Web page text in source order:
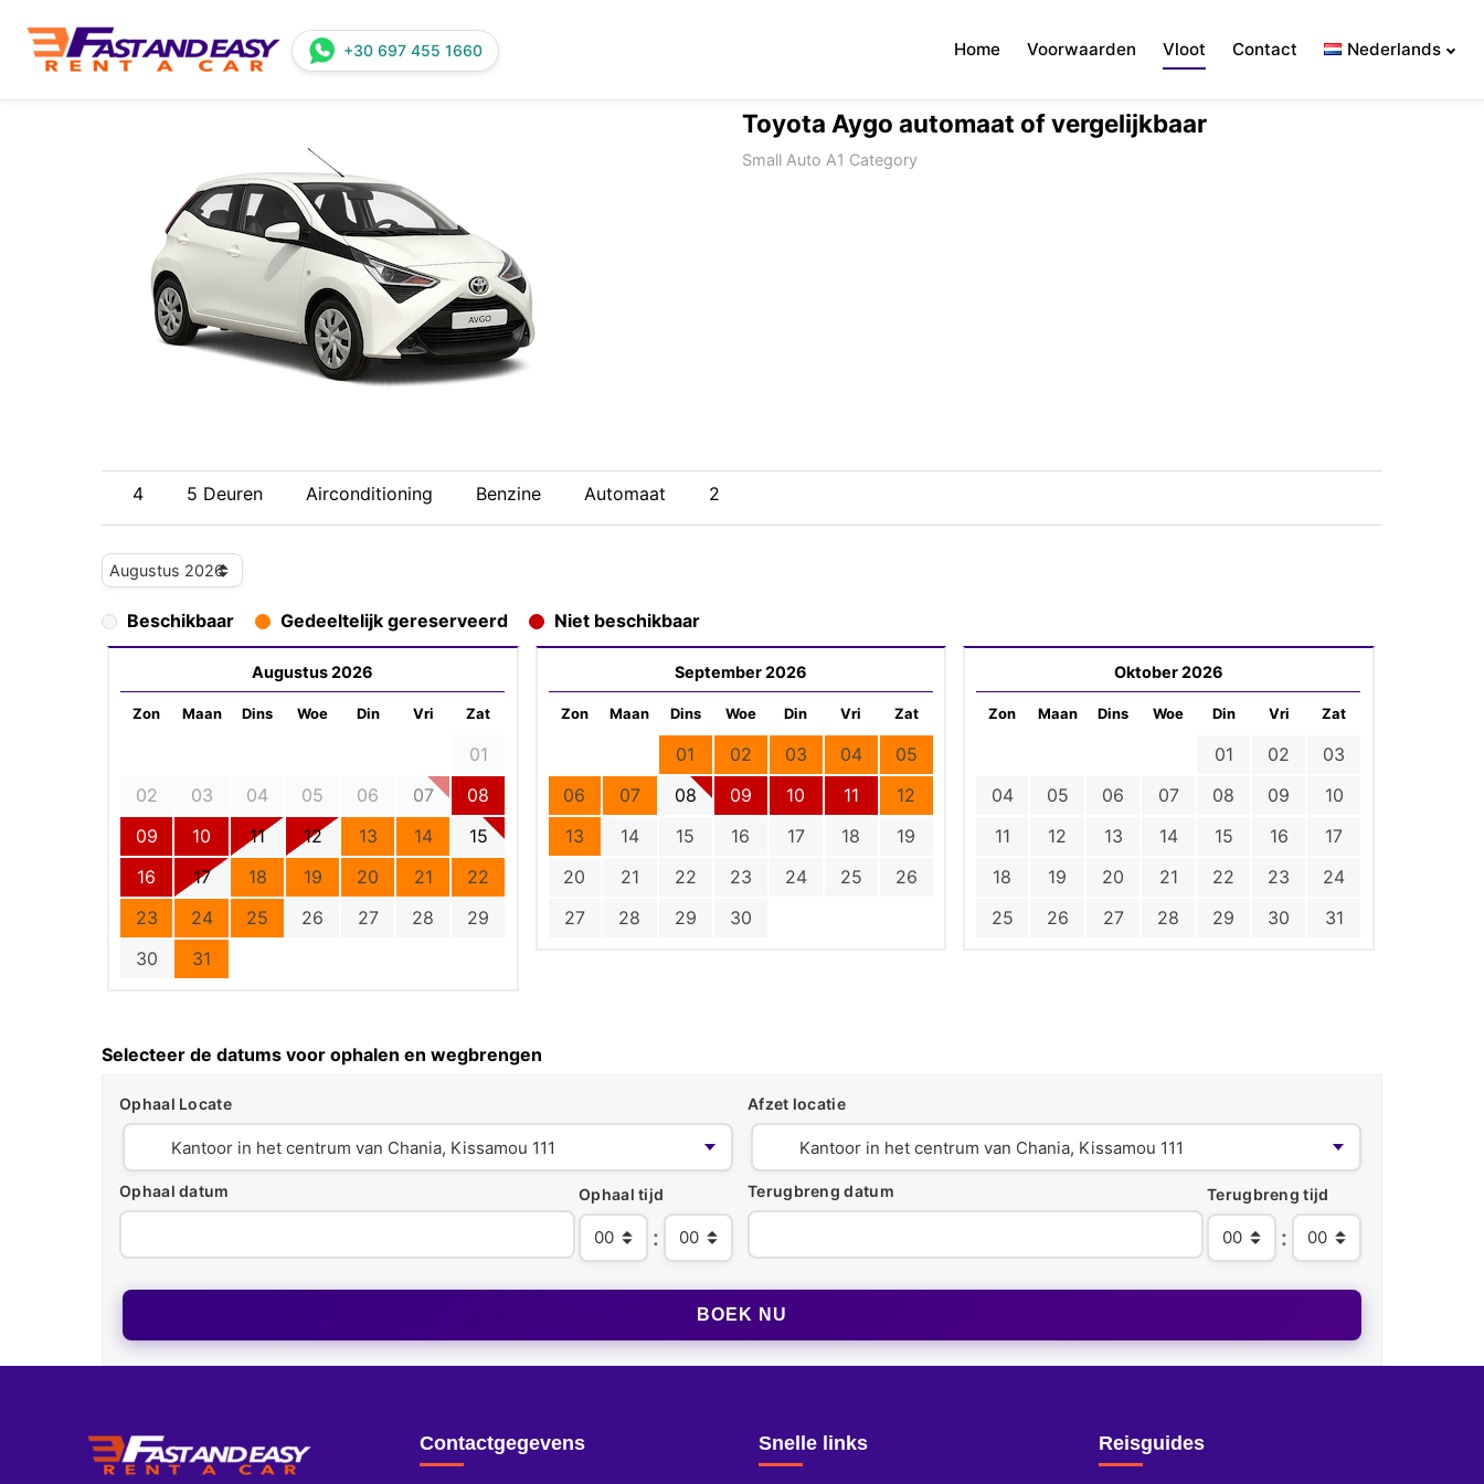
+30 697 455 1660 Home Voorwaarden Vloot Contact Nederlands
Toyota Aygo automaat of vergelijkbaar
Small Auto A1 Category
4 5 Deuren Airconditioning Benzine Automaat 2
Beschikbaar Gedeeltelijk gereserveerd Niet beschikbaar
Augustus 2026
Zon Maan Dins Woe Din Vri Zat
01
02
03 04 05 06 07
08
09
10 11 12 13 14
15
16
17 18 19 20 21
22
23
24 25 26 27 28
29
30
31
September 2026
Zon Maan Dins Woe Din Vri Zat
01 02 03 04
05
06
07 08 09 10 11
12
13
14 15 16 17 18
19
20
21 22 23 24 25
26
27
28 29 30
Oktober 2026
Zon Maan Dins Woe Din Vri Zat
01 02
03
04
05 06 07 08 09
10
11
12 13 14 15 16
17
18
19 20 21 22 23
24
25
26 27 28 29 30 31
Selecteer de datums voor ophalen en wegbrengen
Ophaal Locate Afzet locatie
Ophaal datum Ophaal tijd
:
Terugbreng datum Terugbreng tijd
:
Contactgegevens Snelle links Reisguides